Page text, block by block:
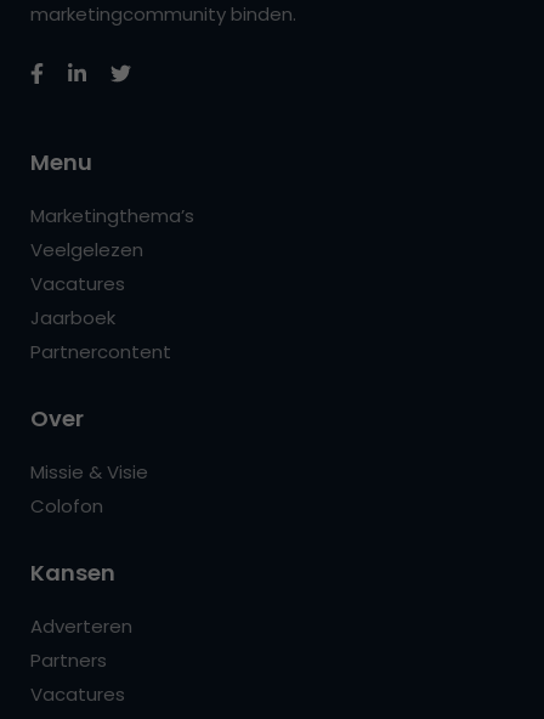
marketingcommunity binden.
Menu
Marketingthema’s
Veelgelezen
Vacatures
Jaarboek
Partnercontent
Over
Missie & Visie
Colofon
Kansen
Adverteren
Partners
Vacatures